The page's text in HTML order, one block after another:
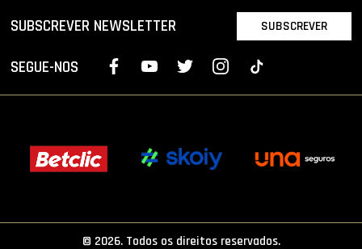
SUBSCREVER NEWSLETTER SUBSCREVER
SEGUE-NOS
© 2026. Todos os direitos reservados.